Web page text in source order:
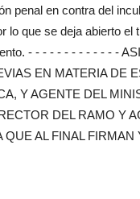
penal en contra del
lo que se deja abierto
- - - - - - - - - - - - -
EN MATERIA DE
Y AGENTE DEL
DEL RAMO
AL FINAL